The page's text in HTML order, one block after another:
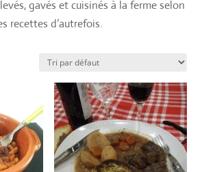
gavés et cuisinés à la ferme selon
recettes d’autrefois.